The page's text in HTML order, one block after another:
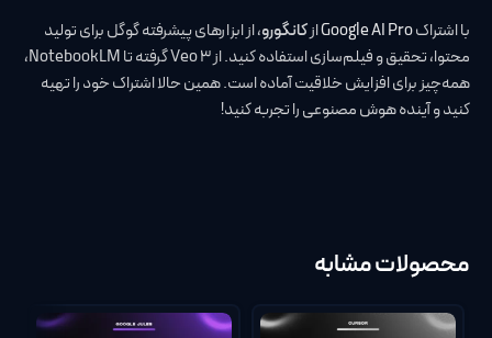
با اشتراکGoogle AI Proازکانگورو، از ابزارهای پیشرفته گوگل برای تولید
محتوا، تحقیق و فیلم‌سازی استفاده کنید. از Veo 3 گرفته تا NotebookLM،
همه‌چیز برای افزایش خلاقیت آماده است. همین حالا اشتراک خود را تهیه
کنید و آینده هوش مصنوعی را تجربه کنید!
محصولات مشابه